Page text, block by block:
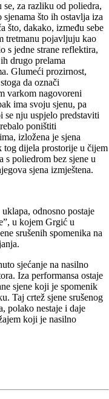
za razliku od poliedra,
što ih ostavlja iza
što, dakako, između sebe
tretmanu pojavljuju kao
s jedne strane reflektira,
drugo prelama
Glumeći prozirnost,
da označi
varkom nagovoreni
ima svoju sjenu, pa
se nju uspjelo predstaviti
poništiti
izložena je sjena
tog dijela prostorije u čijem
s poliedrom bez sjene u
sjena izmještena.
odnosno postaje
u kojem Grgić u
srušenih spomenika na
sjećanje na nasilno
Iza performansa ostaje
sjene koji je spomenik
Taj crtež sjene srušenog
polako nestaje i daje
koji je nasilno